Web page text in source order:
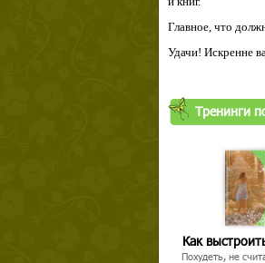
Главное, что
Удачи! Искренне
Тренинги
Как
Похудеть, не